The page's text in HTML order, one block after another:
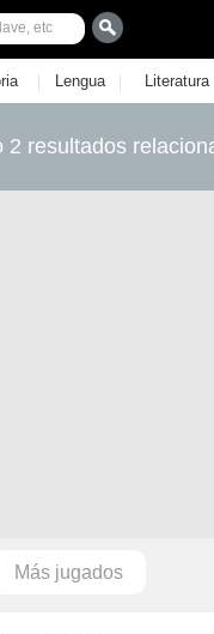
| Lengua | Literatura
2 resultados
Más jugados